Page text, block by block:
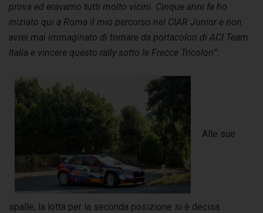
prova ed eravamo tutti molto vicini. Cinque anni fa ho
iniziato qui a Roma il mio percorso nel CIAR Junior e non
avrei mai immaginato di tornare da portacolori di ACI Team
Italia e vincere questo rally sotto le Frecce Tricolori”.
Alle sue
spalle, la lotta per la seconda posizione si è decisa